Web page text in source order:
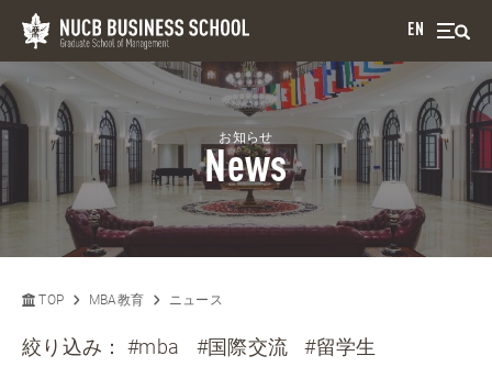
EN
お知らせ
News
TOP MBA教育 ニュース
絞り込み：#mba #国際交流 #留学生